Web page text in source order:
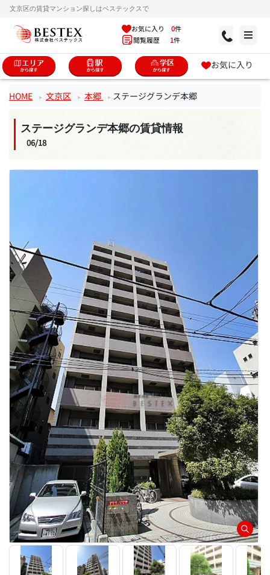
文京区の賃貸マンション探しはベステックスで
お気に入り 0件
閲覧履歴 1件
お気に入り
HOME 文京区 本郷 ステージグランデ本郷
ステージグランデ本郷の賃貸情報
06/18